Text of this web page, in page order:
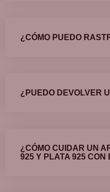
¿CÓMO PUEDO
¿PUEDO DEVOLVER
¿CÓMO CUIDAR UN
925 Y PLATA 925 CON